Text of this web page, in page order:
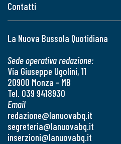
Contatti
La Nuova Bussola Quotidiana
Sede operativa redazione:
Via Giuseppe Ugolini, 11
20900 Monza - MB
Tel. 039 9418930
Email
redazione@lanuovabq.it
segreteria@lanuovabq.it
inserzioni@lanuovabq.it